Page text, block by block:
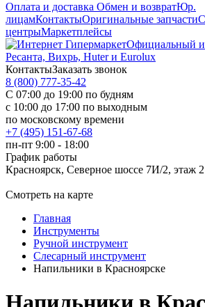
Оплата и доставка Обмен и возвратЮр.
лицамКонтактыОригинальные запчасти
центрыМаркетплейсы
Официальный
Ресанта, Вихрь, Huter и Eurolux
КонтактыЗаказать звонок
8 (800) 777-35-42
С 07:00 до 19:00 по будням
с 10:00 до 17:00 по выходным
по московскому времени
+7 (495) 151-67-68
пн-пт 9:00 - 18:00
График работы
Красноярск, Северное шоссе 7И/2, этаж 2
Смотреть на карте
Главная
Инструменты
Ручной инструмент
Слесарный инструмент
Напильники в Красноярске